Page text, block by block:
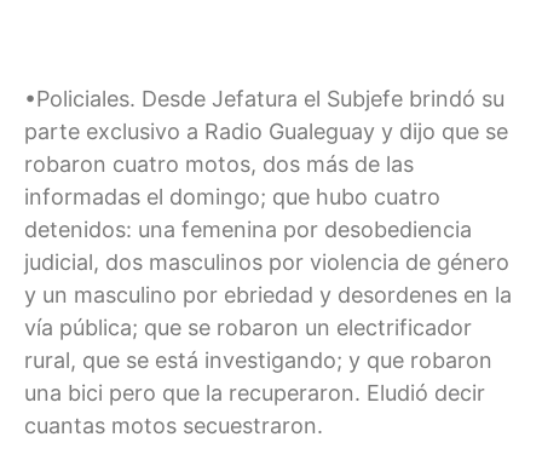
•Policiales. Desde Jefatura el Subjefe brindó su
parte exclusivo a Radio Gualeguay y dijo que se
robaron cuatro motos, dos más de las
informadas el domingo; que hubo cuatro
detenidos: una femenina por desobediencia
judicial, dos masculinos por violencia de género
y un masculino por ebriedad y desordenes en la
vía pública; que se robaron un electrificador
rural, que se está investigando; y que robaron
una bici pero que la recuperaron. Eludió decir
cuantas motos secuestraron.